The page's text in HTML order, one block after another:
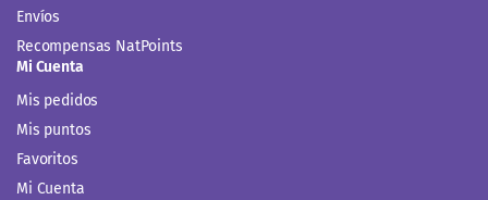
Envíos
Recompensas NatPoints
Mi Cuenta
Mis pedidos
Mis puntos
Favoritos
Mi Cuenta